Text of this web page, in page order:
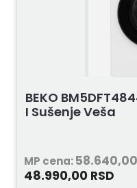
BEKO
I Sušenje Veša
MP cena:58.640,00
48.990,00 RSD